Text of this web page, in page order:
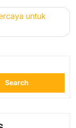
untuk
Search